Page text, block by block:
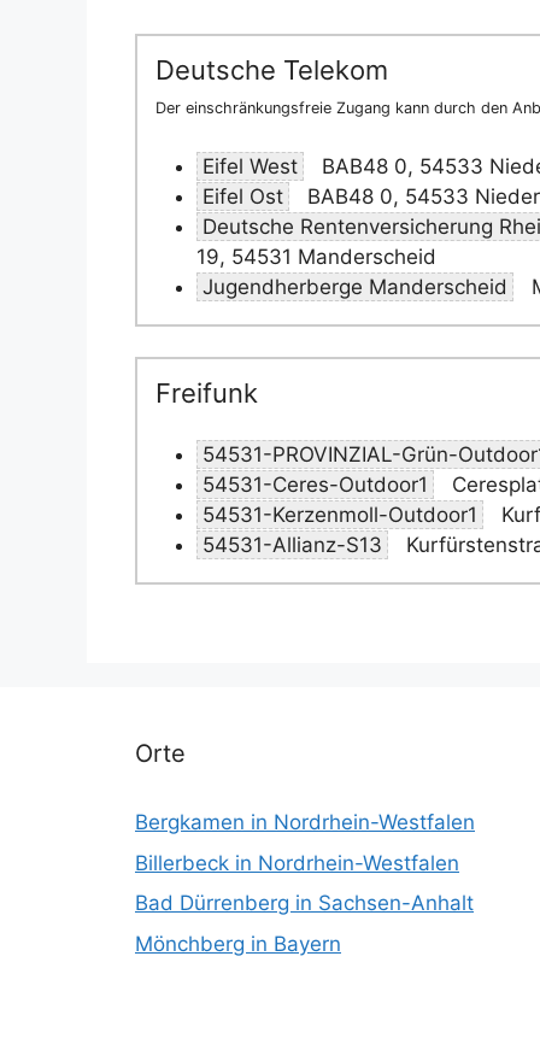
Deutsche Telekom
Der einschränkungsfreie Zugang kann durch den
Eifel West
BAB48 0, 54533
Eifel Ost
BAB48 0, 54533
Deutsche Rentenversicherung
19, 54531 Manderscheid
Jugendherberge Manderscheid
Freifunk
54531-PROVINZIAL-Grün-
54531-Ceres-Outdoor1
54531-Kerzenmoll-Outdoor1
54531-Allianz-S13
Orte
Bergkamen in Nordrhein-Westfalen
Billerbeck in Nordrhein-Westfalen
Bad Dürrenberg in Sachsen-Anhalt
Mönchberg in Bayern